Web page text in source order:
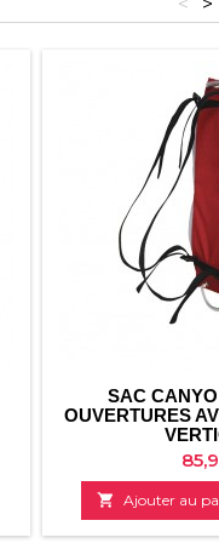
SAC
OUVERTURES
Prix
 Ajouter au